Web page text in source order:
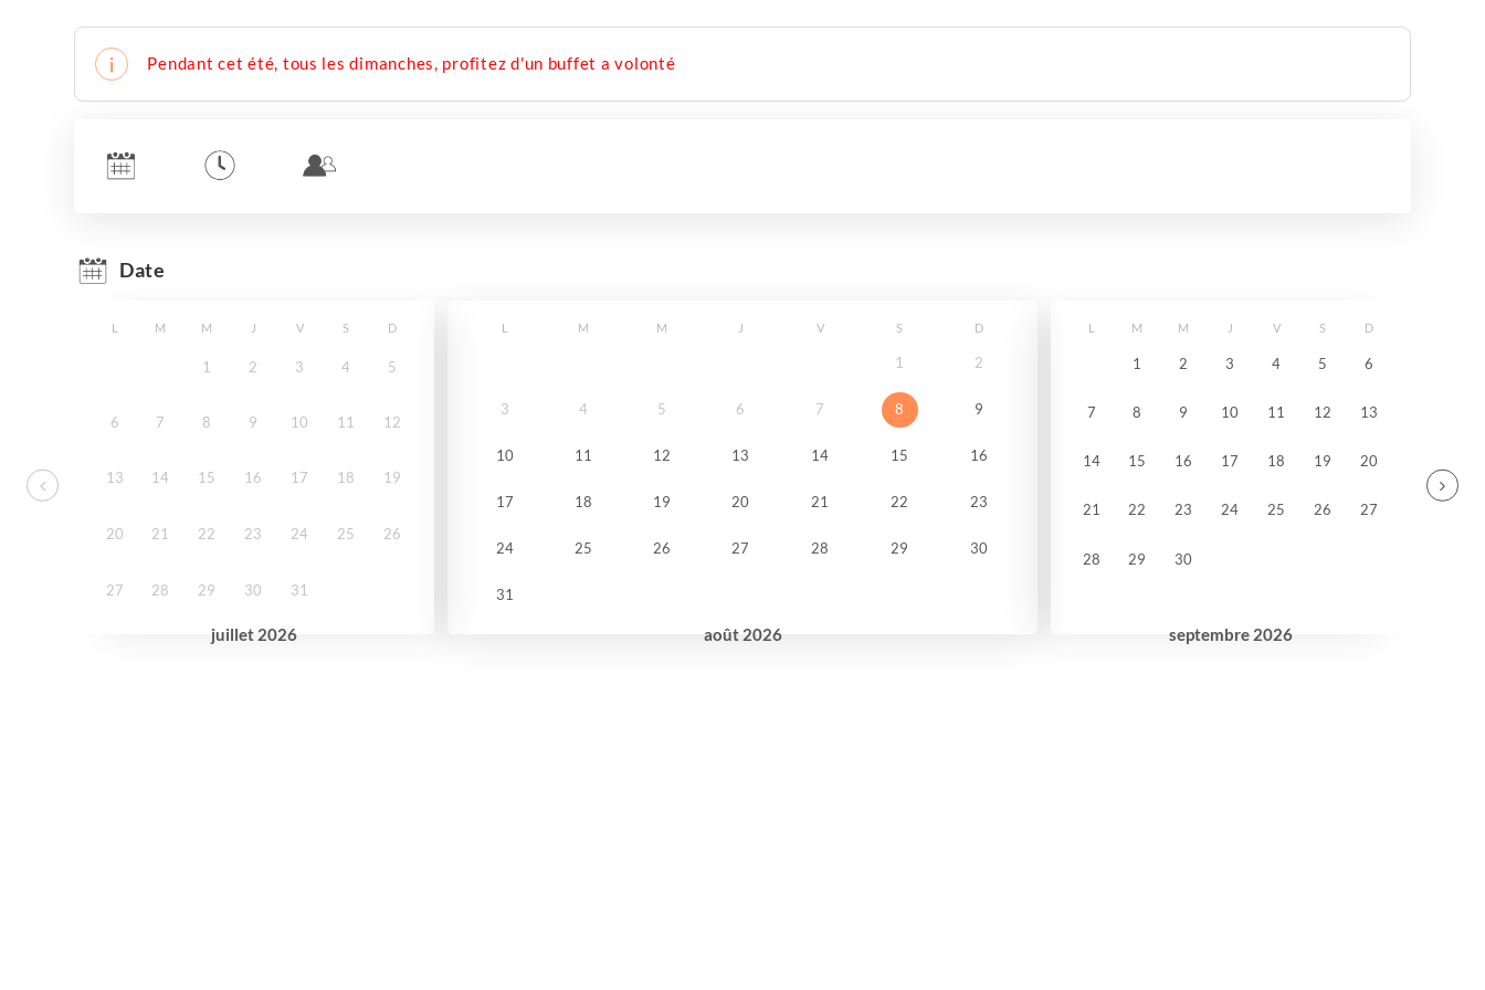
Pendant cet été, tous les dimanches, profitez d'un buffet a volonté
Date
juillet 2026
L M M J V S D
1 2 3 4 5
6 7 8 9 10 11 12
13 14 15 16 17 18 19
20 21 22 23 24 25 26
27 28 29 30 31
août 2026
L M M J V S D
1 2
3 4 5 6 7 8 9
10 11 12 13 14 15 16
17 18 19 20 21 22 23
24 25 26 27 28 29 30
31
septembre 2026
L M M J V S D
1 2 3 4 5 6
7 8 9 10 11 12 13
14 15 16 17 18 19 20
21 22 23 24 25 26 27
28 29 30